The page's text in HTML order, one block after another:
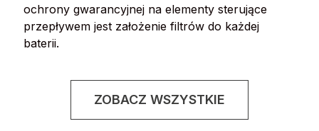
ochrony gwarancyjnej na elementy sterujące
przepływem jest założenie filtrów do każdej
baterii.
ZOBACZ WSZYSTKIE